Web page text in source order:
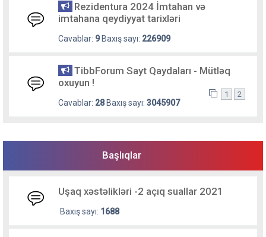
Rezidentura 2024 İmtahan və
imtahana qeydiyyat tarixləri
Cavablar: 9Baxış sayı: 226909
TibbForum Sayt Qaydaları - Mütləq
oxuyun !
Cavablar: 28Baxış sayı: 3045907
1 2
Başlıqlar
Uşaq xəstəlikləri -2 açıq suallar 2021
Baxış sayı: 1688